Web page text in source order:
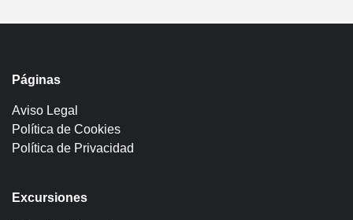
Páginas
Aviso Legal
Política de Cookies
Política de Privacidad
Excursiones